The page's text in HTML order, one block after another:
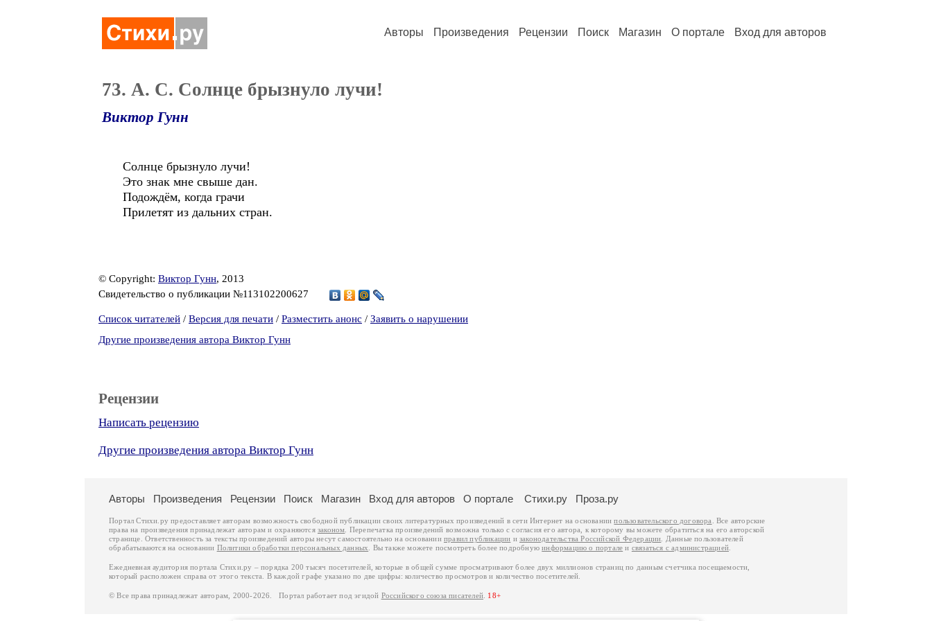
Авторы Произведения Рецензии Поиск Магазин О портале Вход для авторов
73. А. С. Солнце брызнуло лучи!
Виктор Гунн
Солнце брызнуло лучи!
Это знак мне свыше дан.
Подождём, когда грачи
Прилетят из дальних стран.
© Copyright: Виктор Гунн, 2013
Свидетельство о публикации №113102200627
Список читателей / Версия для печати / Разместить анонс / Заявить о нарушении
Другие произведения автора Виктор Гунн
Рецензии
Написать рецензию
Другие произведения автора Виктор Гунн
Авторы Произведения Рецензии Поиск Магазин Вход для авторов О портале Стихи.ру Проза.ру
Портал Стихи.ру предоставляет авторам возможность свободной публикации своих литературных произведений в сети Интернет на основаниипользовательского договора
. Все авторские
права на произведения принадлежат авторам и охраняются законом . Перепечатка произведений возможна только с согласия его автора, к которому вы можете обратиться на его авторской
странице. Ответственность за тексты произведений авторы несут самостоятельно на основанииправил публикации изаконодательства Российской Федерации . Данные пользователей
обрабатываются на основании Политики обработки персональных данных . Вы также можете посмотреть более подробнуюинформацию о портале и связаться с администрацией
Ежедневная аудитория портала Стихи.ру – порядка 200 тысяч посетителей, которые в общей сумме просматривают более двух миллионов страниц по данным счетчика посещаемости,
который расположен справа от этого текста. В каждой графе указано по две цифры: количество просмотров и количество посетителей.
© Все права принадлежат авторам, 2000-2026. Портал работает под эгидой Российского союза писателей 18+